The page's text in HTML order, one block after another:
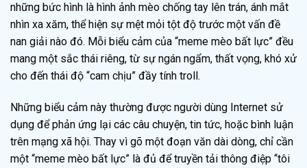
những bức hình là hình ảnh mèo chống tay lên trán, ánh mắt
nhìn xa xăm, thể hiện sự mệt mỏi tột độ trước một vấn đề
nan giải nào đó. Mỗi biểu cảm của “meme mèo bất lực” đều
mang một sắc thái riêng, từ sự ngán ngẩm, thất vọng, khó xử
cho đến thái độ “cam chịu” đầy tính troll.
Những biểu cảm này thường được người dùng Internet sử
dụng để phản ứng lại các câu chuyện, tin tức, hoặc bình luận
trên mạng xã hội. Thay vì gõ một đoạn văn dài dòng, chỉ cần
một “meme mèo bất lực” là đủ để truyền tải thông điệp “tôi